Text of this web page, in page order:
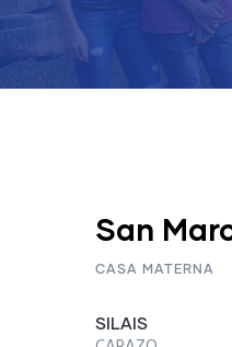
San
CASA MATERNA
SILAIS